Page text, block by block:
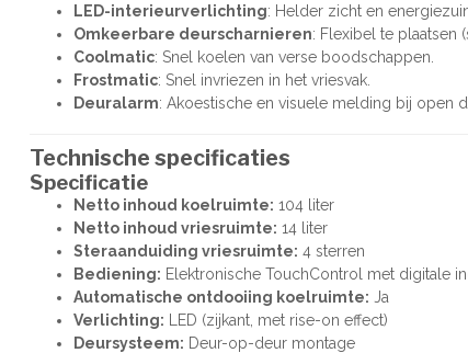
LED-interieurverlichting: Helder zicht en
Omkeerbare deurscharnieren: Flexibel te plaatsen
Coolmatic: Snel koelen van verse boodschappen.
Frostmatic: Snel invriezen in het vriesvak.
Deuralarm: Akoestische en visuele melding bij open
Technische specificaties
Specificatie
Netto inhoud koelruimte: 104 liter
Netto inhoud vriesruimte: 14 liter
Steraanduiding vriesruimte: 4 sterren
Bediening: Elektronische TouchControl met digitale
Automatische ontdooiing koelruimte: Ja
Verlichting: LED (zijkant, met rise-on effect)
Deursysteem: Deur-op-deur montage